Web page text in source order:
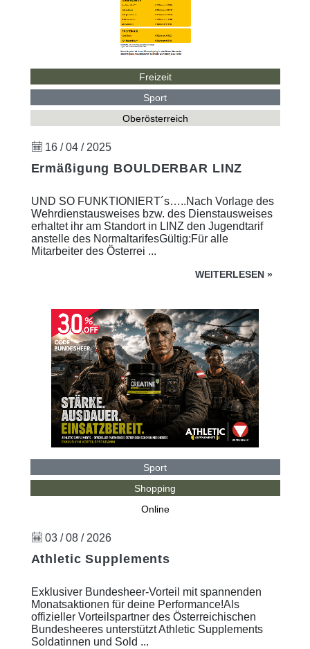
Freizeit
Sport
Oberösterreich
16 / 04 / 2025
Ermäßigung BOULDERBAR LINZ
UND SO FUNKTIONIERT´s…..Nach Vorlage des
Wehrdienstausweises bzw. des Dienstausweises
erhaltet ihr am Standort in LINZ den Jugendtarif
anstelle des NormaltarifesGültig:Für alle
Mitarbeiter des Österrei ...
WEITERLESEN »
Sport
Shopping
Online
03 / 08 / 2026
Athletic Supplements
Exklusiver Bundesheer-Vorteil mit spannenden
Monatsaktionen für deine Performance!Als
offizieller Vorteilspartner des Österreichischen
Bundesheeres unterstützt Athletic Supplements
Soldatinnen und Sold ...